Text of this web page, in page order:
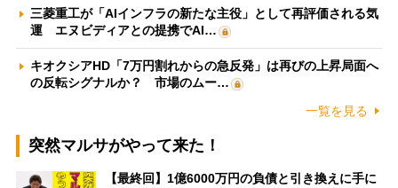
三菱重工が「AIインフラの新たな主役」として再評価される気
運 エヌビディアとの提携でAI…
キオクシアHD「7万円割れからの急反発」は再びの上昇局面へ
の反転シグナルか？ 市場のムー…
一覧を見る
突然マルサがやって来た！
【最終回】1億6000万円の負債と引き換えに手に